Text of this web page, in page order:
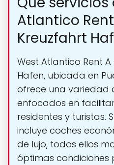
Atlantico
Kreuzfahrt
West Atlantico Rent
Hafen, ubicada en
ofrece una variedad
enfocados en
residentes y turistas.
incluye coches
de lujo, todos ellos
óptimas